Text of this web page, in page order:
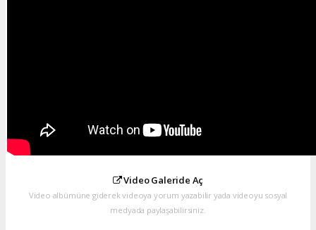
Video Galeride Aç
Video albümüne giderek videoya yorum yazabilir yada videoyu sosyal
medyada paylaşabilirsiniz.